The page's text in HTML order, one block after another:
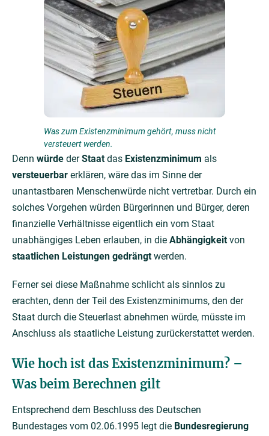
Was zum Existenzminimum gehört, muss nicht
versteuert werden.
Denn würde derStaatdas Existenzminimum als
versteuerbar erklären, wäre das im Sinne der
unantastbaren Menschenwürde nicht vertretbar. Durch ein
solches Vorgehen würden Bürgerinnen und Bürger, deren
finanzielle Verhältnisse eigentlich ein vom Staat
unabhängiges Leben erlauben, in die Abhängigkeitvon
staatlichen Leistungen gedrängtwerden.
Ferner sei diese Maßnahme schlicht als sinnlos zu
erachten, denn der Teil des Existenzminimums, den der
Staat durch die Steuerlast abnehmen würde, müsste im
Anschluss als staatliche Leistung zurückerstattet werden.
Wie hoch ist das Existenzminimum? –
Was beim Berechnen gilt
Entsprechend dem Beschluss des Deutschen
Bundestages vom 02.06.1995 legt die Bundesregierung